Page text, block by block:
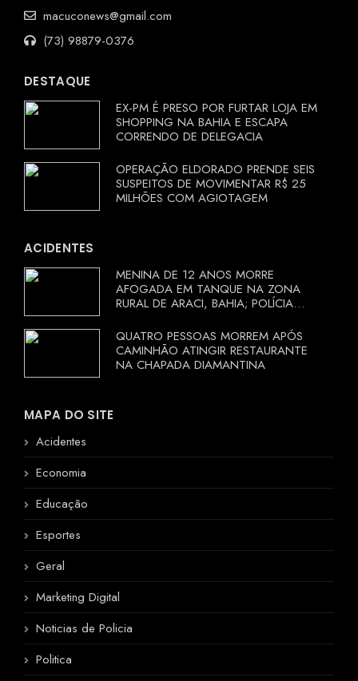
macuconews@gmail.com
(73) 98879-0376
DESTAQUE
EX-PM É PRESO POR FURTAR LOJA EM
SHOPPING NA BAHIA E ESCAPA
CORRENDO DE DELEGACIA
OPERAÇÃO ELDORADO PRENDE SEIS
SUSPEITOS DE MOVIMENTAR R$ 25
MILHÕES COM AGIOTAGEM
ACIDENTES
MENINA DE 12 ANOS MORRE
AFOGADA EM TANQUE NA ZONA
RURAL DE ARACI, BAHIA; POLÍCIA
QUATRO PESSOAS MORREM APÓS
CAMINHÃO ATINGIR RESTAURANTE
NA CHAPADA DIAMANTINA
MAPA DO SITE
Acidentes
Economia
Educação
Esportes
Geral
Marketing Digital
Noticias de Policia
Politica